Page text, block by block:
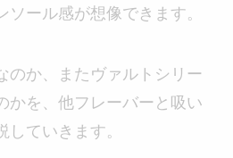
ソール感が想像できます。
のか、またヴァルトシリー
かを、他フレーバーと吸い
していきます。